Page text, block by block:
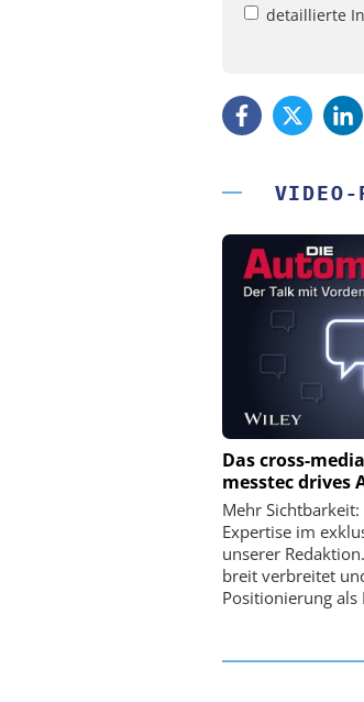
detaillierte
VIDEO-
Das cross-
messtec drives
Mehr
Expertise im
unserer
breit verbreitet
Positionierung
PHYSIK
Satelliten: